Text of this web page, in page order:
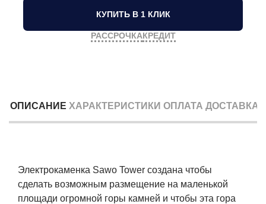
КУПИТЬ В 1 КЛИК
РАССРОЧКАКРЕДИТ
ОПИСАНИЕ ХАРАКТЕРИСТИКИ ОПЛАТА ДОСТАВКА
Электрокаменка Sawo Tower создана чтобы
сделать возможным размещение на маленькой
площади огромной горы камней и чтобы эта гора